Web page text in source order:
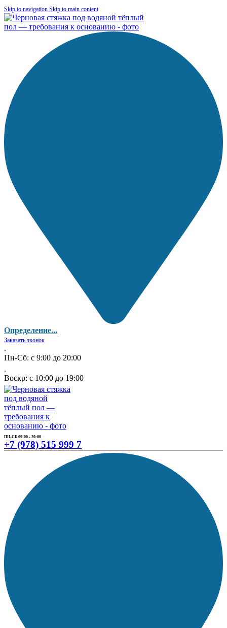
Skip to navigation Skip to main content
Определение...
Заказать звонок
.
Пн-Сб: с 9:00 до 20:00
.
Воскр: с 10:00 до 19:00
ПН-СБ 09:00 - 20:00
+7 (978) 515 999 7